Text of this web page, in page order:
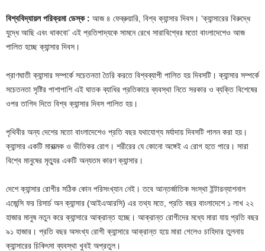
বিশ্ববিদ্যায়ল পরিক্রমা ডেস্ক : আজ ৪ ফেব্রুয়ারি, বিশ্ব ক্যান্সার দিবস। ‘ক্যান্সারের বিরুদ্ধে
যুদ্ধে আছি এবং থাকবো’ এই প্রতিপাদ্যকে সামনে রেখে সারাবিশ্বের মতো বাংলাদেশেও আজ
পালিত হচ্ছে ক্যান্সার দিবস।
প্রাণঘাতী ক্যান্সার সম্পর্কে সচেতনতা তৈরি করতে বিশ্বব্যাপী পালিত হয় দিবসটি। ক্যান্সার সম্পর্কে
সচেতনতা সৃষ্টির পাশাপাশি এই ঘাতক ব্যাধির প্রতিকারে ব্যবস্থা নিতে সরকার ও ব্যক্তি বিশেষের
ওপর তাগিদ দিতে বিশ্ব ক্যান্সার দিবস পালিত হয়।
পৃথিবীর অন্য দেশের মতো বাংলাদেশেও প্রতি বছর যথাযোগ্য মর্যাদায় দিবসটি পালন করা হয়।
ক্যান্সার একটি মারাত্মক ও ভীতিকর রোগ। শরীরের যে কোনো অঙ্গেই এ রোগ হতে পারে। সারা
বিশ্বে মানুষের মৃত্যুর একটি অন্যতম কারণ ক্যান্সার।
দেশে ক্যান্সার রোগীর সঠিক কোন পরিসংখ্যান নেই। তবে আন্তর্জাতিক সংস্থা ইন্টারন্যাশনাল
এজেন্সি ফর রিসার্চ অন ক্যান্সার (আইএআরসি) এর তথ্য মতে, প্রতি বছর বাংলাদেশে ১ লাখ ২২
হাজার মানুষ নতুন করে ক্যান্সারে আক্রান্ত হচ্ছে। আক্রান্ত রোগীদের মধ্যে মারা যায় প্রতি বছর
৯১ হাজার। প্রতি বছর অসংখ্য রোগী ক্যান্সারে আক্রান্ত হয়ে মারা গেলেও চাহিদার তুলনায়
ক্যান্সারের চিকিৎসা ব্যবস্থা খুবই অপ্রতুল।